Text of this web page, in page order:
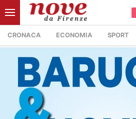
CRONACA ECONOMIA SPORT